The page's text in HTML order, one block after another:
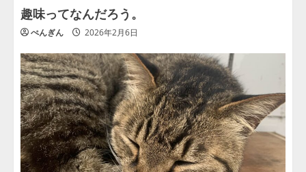
趣味ってなんだろう。
ぺんぎん 2026年2月6日